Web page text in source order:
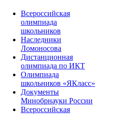
Всероссийская
олимпиада
школьников
Наследники
Ломоносова
Дистанционная
олимпиада по ИКТ
Олимпиада
школьников «ЯКласс»
Документы
Минобрнауки России
Всероссийская